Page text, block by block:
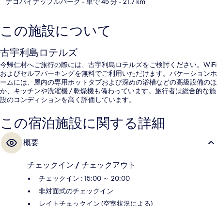
この施設について
古宇利島ロテルズ
今帰仁村へご旅行の際には、古宇利島ロテルズをご検討ください。WiFi
およびセルフパーキングを無料でご利用いただけます。バケーションホ
ームには、屋内の専用ホットタブおよび深めの浴槽などの高級設備のほ
か、キッチンや洗濯機 / 乾燥機も備わっています。旅行者は総合的な施
設のコンディションを高く評価しています。
この宿泊施設に関する詳細
概要
チェックイン / チェックアウト
チェックイン : 15:00 ～ 20:00
非対面式のチェックイン
レイトチェックイン (空室状況による)